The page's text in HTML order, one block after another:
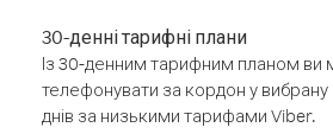
30-денні тарифні плани
Із 30-денним тарифним планом ви
телефонувати за кордон у вибрану
днів за низькими тарифами Viber.